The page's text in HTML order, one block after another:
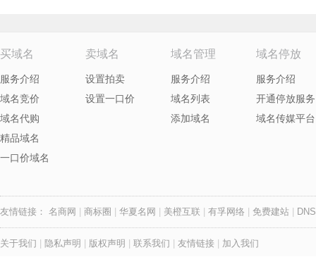
买域名
服务介绍
域名竞价
域名代购
精品域名
一口价域名
卖域名
设置拍卖
设置一口价
域名管理
服务介绍
域名列表
添加域名
域名停放
服务介绍
开通停放服务
域名传媒平台
友情链接： 名商网 商标圈 华夏名网 美橙互联 有孚网络 免费建站
关于我们 隐私声明 版权声明 联系我们 友情链接 加入我们